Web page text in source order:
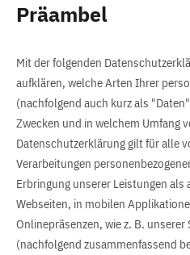
Präambel
Mit der folgenden
aufklären, welche Arten Ihrer
(nachfolgend auch kurz als
Zwecken und in welchem Umfang
Datenschutzerklärung gilt für alle
Verarbeitungen
Erbringung unserer Leistungen
Webseiten, in mobilen
Onlinepräsenzen, wie z. B.
(nachfolgend zusammenfassend